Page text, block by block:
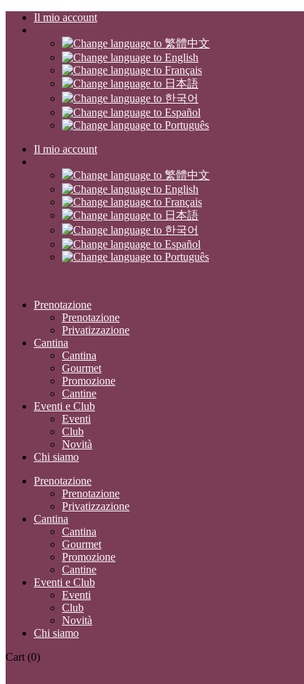
Il mio account
Il mio account
Prenotazione
Prenotazione
Privatizzazione
Cantina
Cantina
Gourmet
Promozione
Cantine
Eventi e Club
Eventi
Club
Novità
Chi siamo
Prenotazione
Prenotazione
Privatizzazione
Cantina
Cantina
Gourmet
Promozione
Cantine
Eventi e Club
Eventi
Club
Novità
Chi siamo
Cart (0)